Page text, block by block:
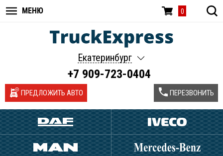
МЕНЮ 0
Екатеринбург
+7 909-723-0404
ПРЕДЛОЖИТЬ АВТО